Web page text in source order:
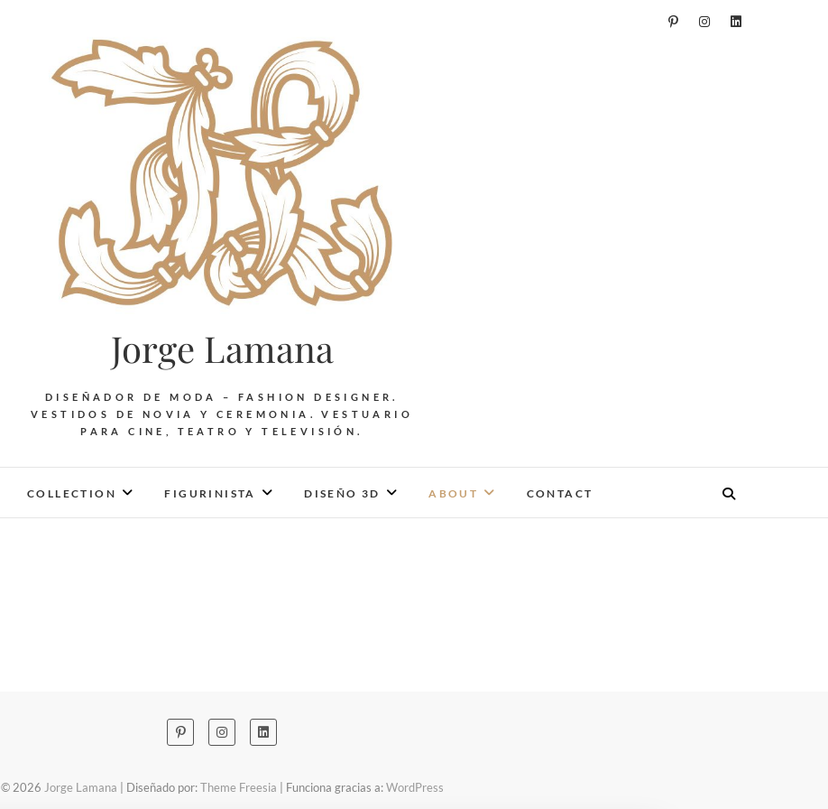
Jorge Lamana
DISEÑADOR DE MODA – FASHION DESIGNER.
VESTIDOS DE NOVIA Y CEREMONIA. VESTUARIO
PARA CINE, TEATRO Y TELEVISIÓN.
COLLECTION FIGURINISTA DISEÑO 3D ABOUT CONTACT
© 2026 Jorge Lamana | Diseñado por:Theme Freesia | Funciona gracias a:WordPress